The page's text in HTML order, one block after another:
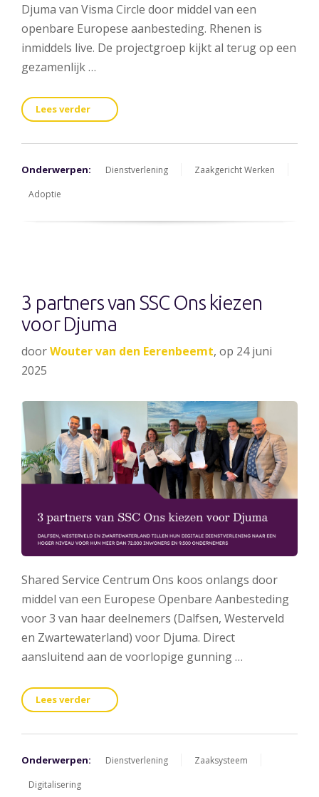
Djuma van Visma Circle door middel van een
openbare Europese aanbesteding. Rhenen is
inmiddels live. De projectgroep kijkt al terug op een
gezamenlijk …
Lees verder
Onderwerpen: Dienstverlening
Zaakgericht Werken
Adoptie
3 partners van SSC Ons kiezen
voor Djuma
doorWouter van den Eerenbeemt, op 24 juni
2025
Shared Service Centrum Ons koos onlangs door
middel van een Europese Openbare Aanbesteding
voor 3 van haar deelnemers (Dalfsen, Westerveld
en Zwartewaterland) voor Djuma. Direct
aansluitend aan de voorlopige gunning …
Lees verder
Onderwerpen: Dienstverlening
Zaaksysteem
Digitalisering